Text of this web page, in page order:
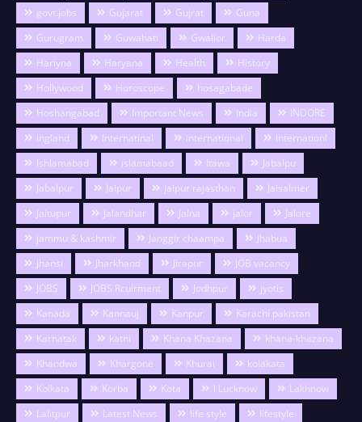
govt.jobs
Gujarat Gujrat
Guna
Gurugram
Guwahati Gwalior
Harda
Hariyna
Haryana Health
History
Hollywood
Horoscope
hosagabade
Hoshangabad
Important News India
INDORE
ingland
Internatinal international
Internationl
Ishlamabad
islamabaad Itawa
Jabalpu
Jabalpur
Jaipur jaipur rajasthan
Jaisalmer
Jaitupur
Jalandhar Jalna jalor
Jalore
jammu & kashmir
Janggir chaampa
Jhabua
Jhansi
Jharkhand Jirapur
JOB vacancy
JOBS
JOBS Rcuirment Jodhpur
jyotis
Kanada
Kannauj Kanpur
Karachi pakistan
Karnatak
katni Khana Khazana
khana-khazana
Khandwa
Khargone Khurai
kolakata
Kolkata
Korba Kota l Lucknow
Lakhnow
Lalitpur
Latest News life style
lifestyle